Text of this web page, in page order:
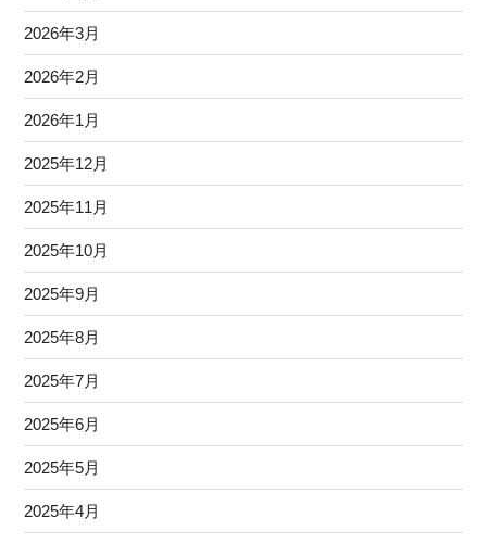
2026年3月
2026年2月
2026年1月
2025年12月
2025年11月
2025年10月
2025年9月
2025年8月
2025年7月
2025年6月
2025年5月
2025年4月